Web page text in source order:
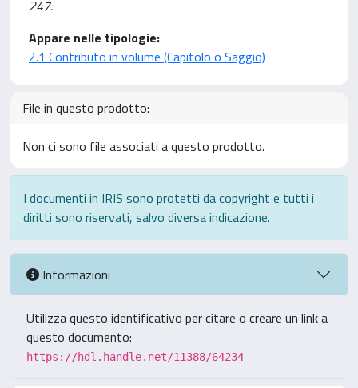
247.
Appare nelle tipologie:
2.1 Contributo in volume (Capitolo o Saggio)
File in questo prodotto:
Non ci sono file associati a questo prodotto.
I documenti in IRIS sono protetti da copyright e tutti i
diritti sono riservati, salvo diversa indicazione.
Informazioni
Utilizza questo identificativo per citare o creare un link a
questo documento:
https://hdl.handle.net/11388/64234